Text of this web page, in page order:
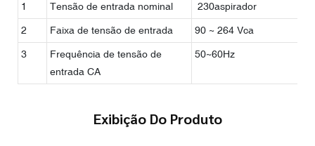
1 Tensão de entrada nominal 230aspirador
2 Faixa de tensão de entrada 90 ~ 264 Vca
3
Frequência de tensão de
entrada CA
50~60Hz
Exibição Do Produto